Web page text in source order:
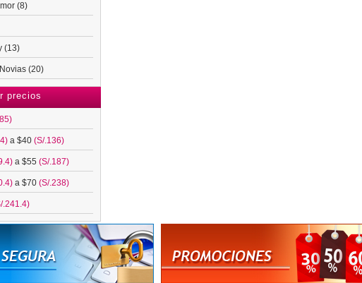
(8)
(13)
(20)
precios
a $40 (S/.136)
a $55 (S/.187)
a $70 (S/.238)
.241.4)